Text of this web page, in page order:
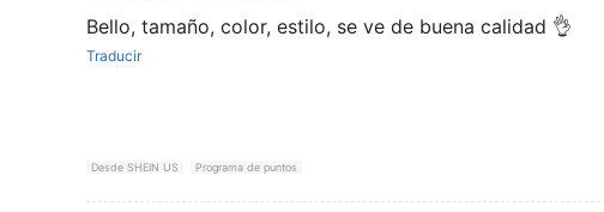
Bello, tamaño, color, estilo, se ve de buena calidad 👌
Traducir
Desde SHEIN US Programa de puntos